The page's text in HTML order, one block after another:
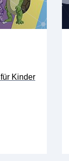
Kinder